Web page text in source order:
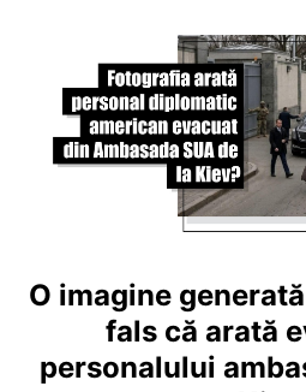
O imagine
fals că arată
personalului